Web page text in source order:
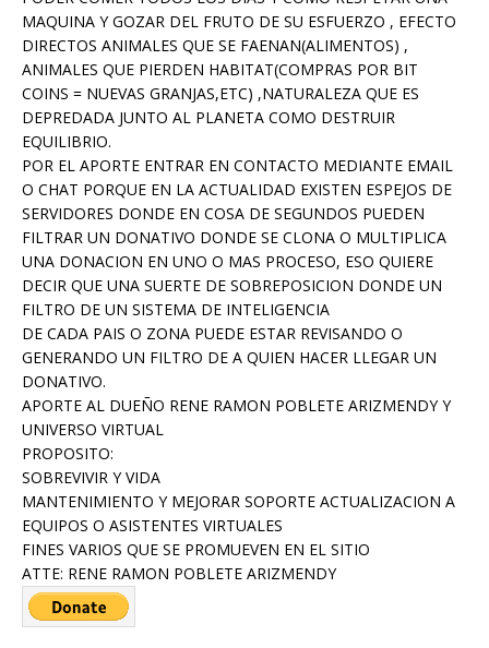
MAQUINA Y GOZAR DEL FRUTO DE SU ESFUERZO , EFECTO
DIRECTOS ANIMALES QUE SE FAENAN(ALIMENTOS) ,
ANIMALES QUE PIERDEN HABITAT(COMPRAS POR BIT
COINS = NUEVAS GRANJAS,ETC) ,NATURALEZA QUE ES
DEPREDADA JUNTO AL PLANETA COMO DESTRUIR
EQUILIBRIO.
POR EL APORTE ENTRAR EN CONTACTO MEDIANTE EMAIL
O CHAT PORQUE EN LA ACTUALIDAD EXISTEN ESPEJOS DE
SERVIDORES DONDE EN COSA DE SEGUNDOS PUEDEN
FILTRAR UN DONATIVO DONDE SE CLONA O MULTIPLICA
UNA DONACION EN UNO O MAS PROCESO, ESO QUIERE
DECIR QUE UNA SUERTE DE SOBREPOSICION DONDE UN
FILTRO DE UN SISTEMA DE INTELIGENCIA
DE CADA PAIS O ZONA PUEDE ESTAR REVISANDO O
GENERANDO UN FILTRO DE A QUIEN HACER LLEGAR UN
DONATIVO.
APORTE AL DUEÑO RENE RAMON POBLETE ARIZMENDY Y
UNIVERSO VIRTUAL
PROPOSITO:
SOBREVIVIR Y VIDA
MANTENIMIENTO Y MEJORAR SOPORTE ACTUALIZACION A
EQUIPOS O ASISTENTES VIRTUALES
FINES VARIOS QUE SE PROMUEVEN EN EL SITIO
ATTE: RENE RAMON POBLETE ARIZMENDY